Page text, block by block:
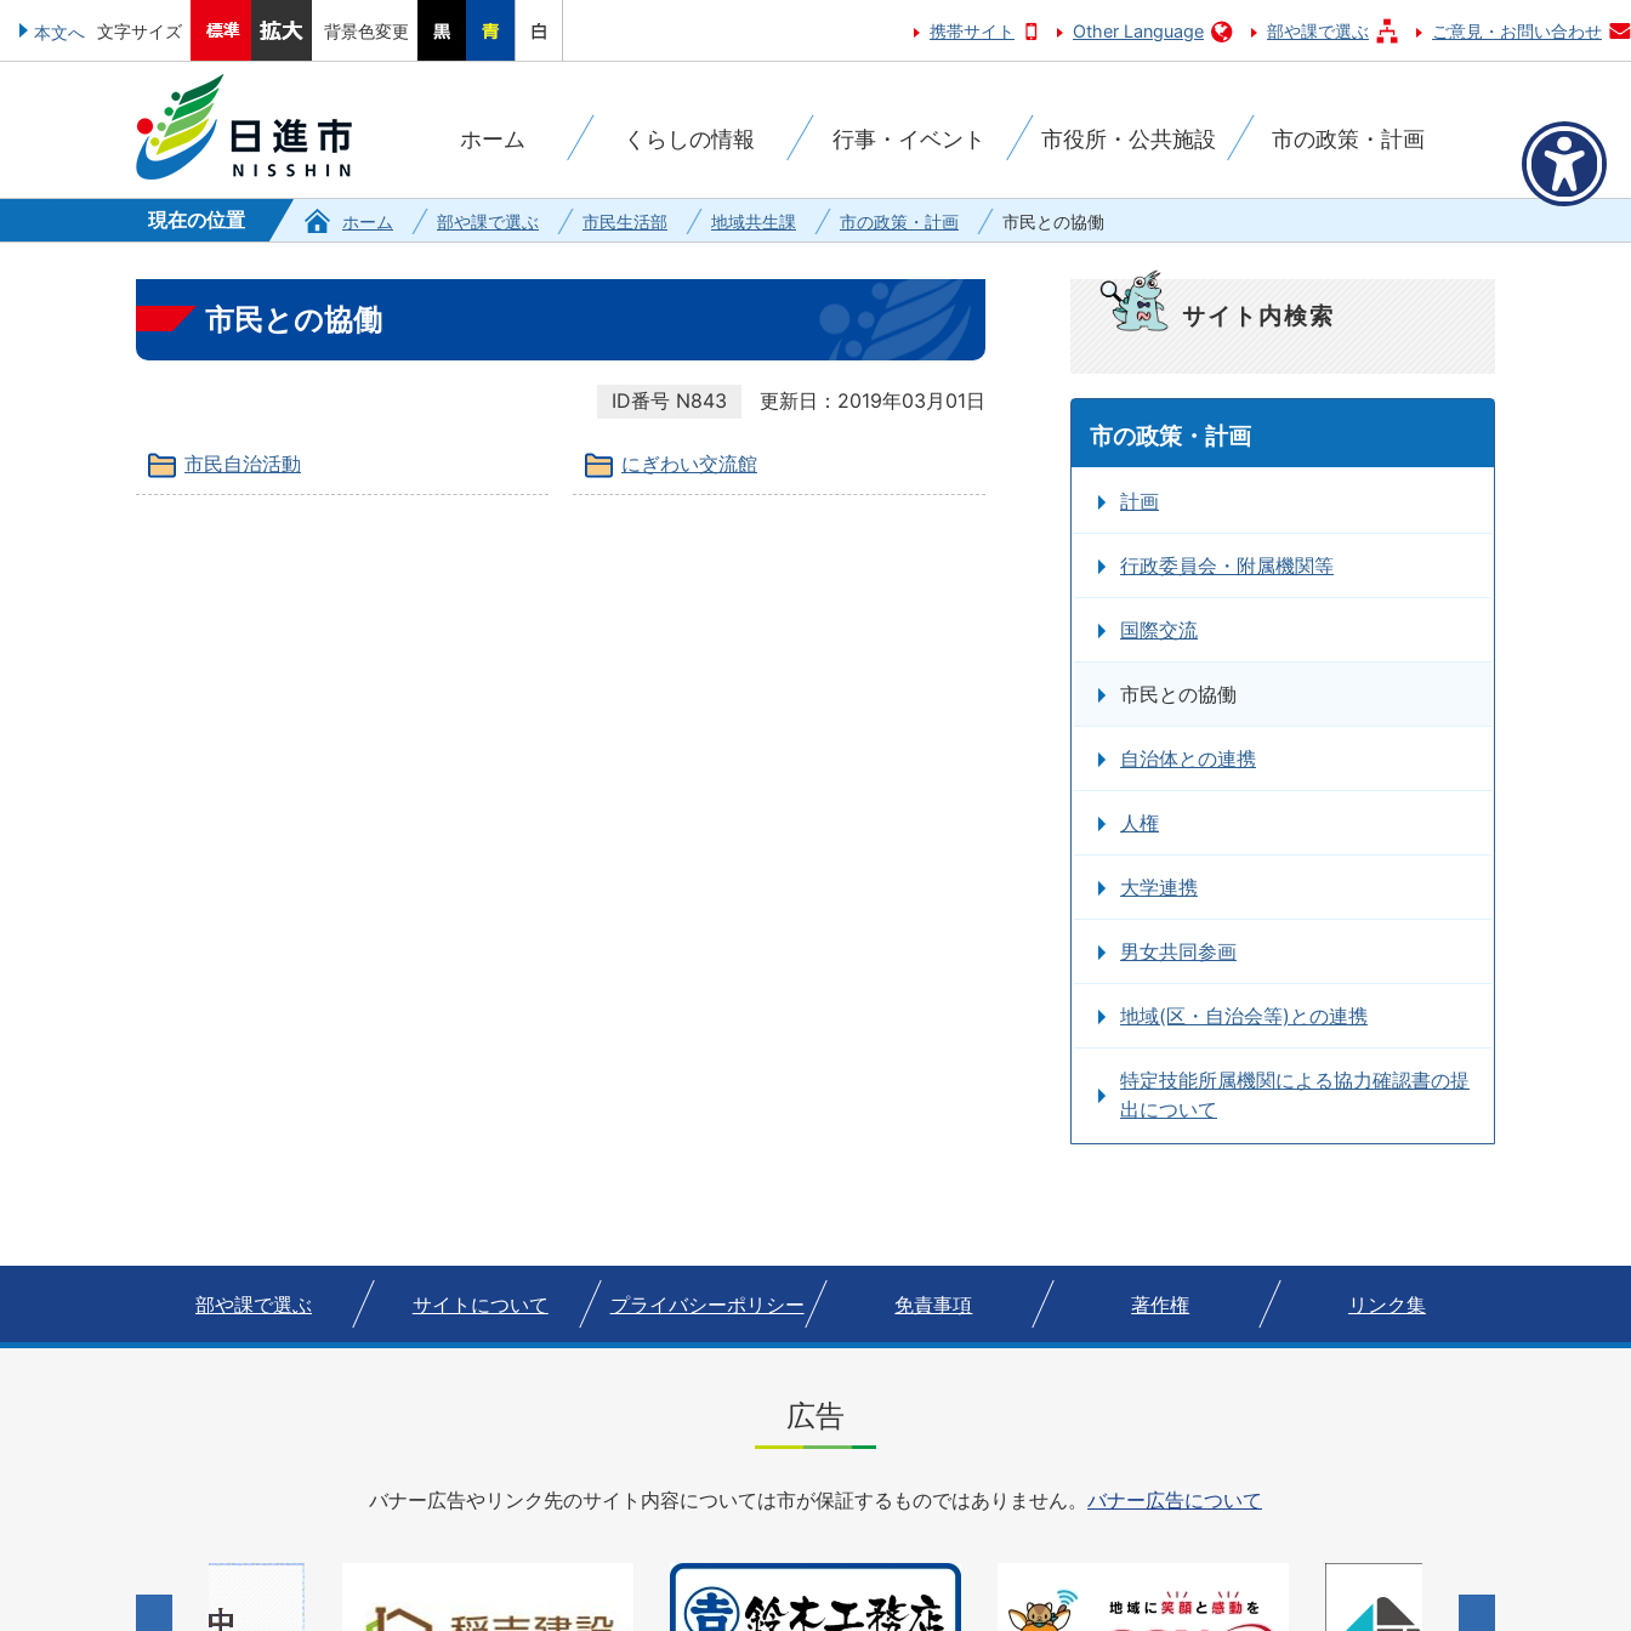
本文へ 文字サイズ 背景色変更 携帯サイト Other Language 部や課で選ぶ ご意見・お問い合わせ
ホーム くらしの情報 行事・イベント 市役所・公共施設 市の政策・計画
現在の位置 ホーム 部や課で選ぶ 市民生活部 地域共生課 市の政策・計画 市民との協働
市民との協働
ID番号 N843 更新日：2019年03月01日
市民自治活動 にぎわい交流館
サイト内検索
市の政策・計画
計画
行政委員会・附属機関等
国際交流
市民との協働
自治体との連携
人権
大学連携
男女共同参画
地域(区・自治会等)との連携
特定技能所属機関による協力確認書の提
出について
部や課で選ぶ サイトについて プライバシーポリシー 免責事項 著作権 リンク集
広告
バナー広告やリンク先のサイト内容については市が保証するものではありません。 バナー広告について
2
枚
枚